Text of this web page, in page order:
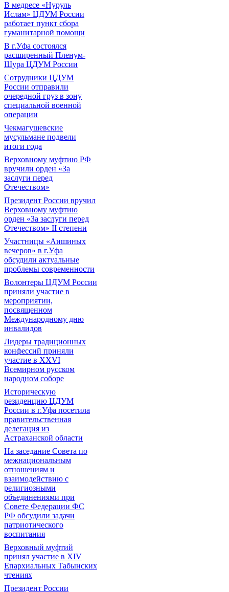
В медресе «Нуруль
Ислам» ЦДУМ России
работает пункт сбора
гуманитарной помощи
В г.Уфа состоялся
расширенный Пленум-
Шура ЦДУМ России
Сотрудники ЦДУМ
России отправили
очередной груз в зону
специальной военной
операции
Чекмагушевские
мусульмане подвели
итоги года
Верховному муфтию РФ
вручили орден «За
заслуги перед
Отечеством»
Президент России вручил
Верховному муфтию
орден «За заслуги перед
Отечеством» II степени
Участницы «Аишиных
вечеров» в г.Уфа
обсудили актуальные
проблемы современности
Волонтеры ЦДУМ России
приняли участие в
мероприятии,
посвященном
Международному дню
инвалидов
Лидеры традиционных
конфессий приняли
участие в XXVI
Всемирном русском
народном соборе
Историческую
резиденцию ЦДУМ
России в г.Уфа посетила
правительственная
делегация из
Астраханской области
На заседание Совета по
межнациональным
отношениям и
взаимодействию с
религиозными
объединениями при
Совете Федерации ФС
РФ обсудили задачи
патриотического
воспитания
Верховный муфтий
принял участие в ХIV
Епархиальных Табынских
чтениях
Президент России